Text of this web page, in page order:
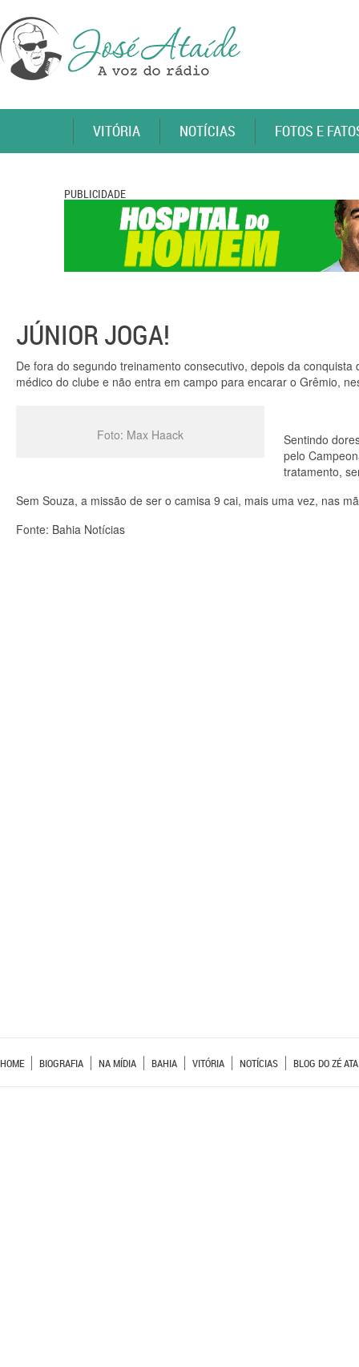
VITÓRIA NOTÍCIAS FOTOS E
PUBLICIDADE
JÚNIOR JOGA!
De fora do segundo treinamento consecutivo, depois da
médico do clube e não entra em campo para encarar o Grêmio,
Foto: Max Haack
Sentindo
pelo
tratamento,
Sem Souza, a missão de ser o camisa 9 cai, mais uma vez, nas
Fonte: Bahia Notícias
HOME BIOGRAFIA NA MÍDIA BAHIA VITÓRIA NOTÍCIAS BLOG DO ZÉ